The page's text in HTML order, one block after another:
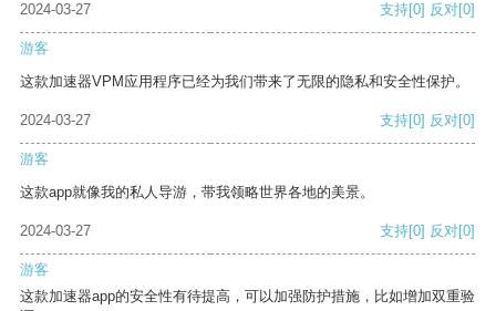
2024-03-27
支持[0] 反对[0]
游客
这款加速器VPM应用程序已经为我们带来了无限的隐私和安全性保护。
2024-03-27 支持[0] 反对[0]
游客
这款app就像我的私人导游，带我领略世界各地的美景。
2024-03-27 支持[0] 反对[0]
游客
这款加速器app的安全性有待提高，可以加强防护措施，比如增加双重验